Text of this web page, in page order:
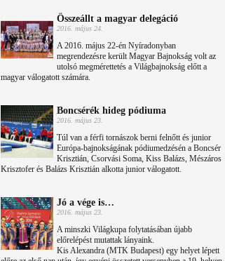
Összeállt a magyar delegáció
2016. május 24.
A 2016. május 22-én Nyíradonyban
megrendezésre került Magyar Bajnokság volt az
utolsó megmérettetés a Világbajnokság előtt a
magyar válogatott számára.
Boncsérék hideg pódiuma
2016. május 23.
Túl van a férfi tornászok berni felnőtt és junior
Európa-bajnokságának pódiumedzésén a Boncsér
Krisztián, Csorvási Soma, Kiss Balázs, Mészáros
Krisztofer és Balázs Krisztián alkotta junior válogatott.
Jó a vége is…
2016. május 23.
A minszki Világkupa folytatásában újabb
előrelépést mutattak lányaink.
Kis Alexandra (MTK Budapest) egy helyet lépett